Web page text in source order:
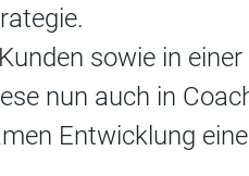
sowie in
nun auch in
Entwicklung